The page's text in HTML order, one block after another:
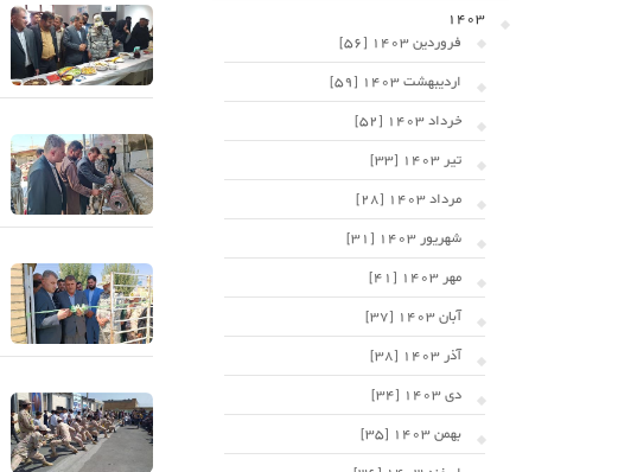
1403
فروردین 1403 [56]
اردیبهشت 1403 [59]
خرداد 1403 [52]
تیر 1403 [33]
مرداد 1403 [28]
شهریور 1403 [31]
مهر 1403 [41]
آبان 1403 [37]
آذر 1403 [38]
دی 1403 [34]
بهمن 1403 [35]